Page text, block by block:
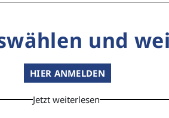
und
HIER ANMELDEN
Jetzt weiterlesen